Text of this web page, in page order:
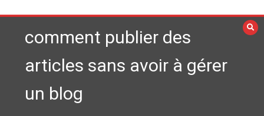
au
contenucomment publier des
articles sans avoir à gérer
un blog